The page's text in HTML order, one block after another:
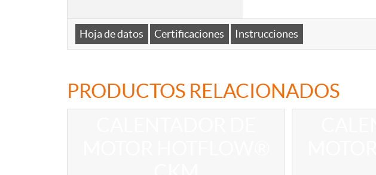
Hoja de datos Certificaciones Instrucciones
PRODUCTOS RELACIONADOS